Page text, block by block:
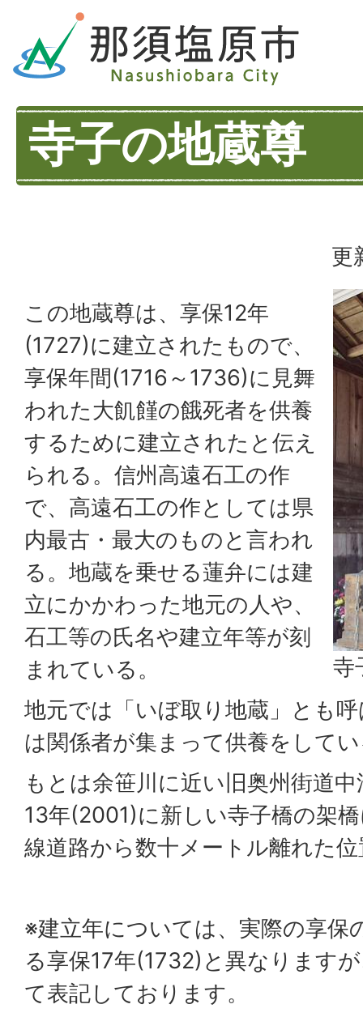
寺子の地蔵尊
更
寺
この地蔵尊は、享保12年
(1727)に建立されたもので、
享保年間(1716～1736)に見舞
われた大飢饉の餓死者を供養
するために建立されたと伝え
られる。信州高遠石工の作
で、高遠石工の作としては県
内最古・最大のものと言われ
る。地蔵を乗せる蓮弁には建
立にかかわった地元の人や、
石工等の氏名や建立年等が刻
まれている。
地元では「いぼ取り地蔵」とも
は関係者が集まって供養をして
もとは余笹川に近い旧奥州街道
13年(2001)に新しい寺子橋の架
線道路から数十メートル離れた
※建立年については、実際の享保
る享保17年(1732)と異なります
て表記しております。